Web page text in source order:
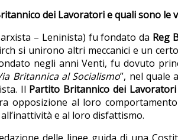
dei Lavoratori e quali sono le
– Leninista) fu fondato da Reg
si unirono altri meccanici e un
negli anni Venti, fu dovuto
Britannica al Socialismo”, nel quale
Il Partito Britannico dei Lavoratori
opposizione al loro
e al loro disfattismo.